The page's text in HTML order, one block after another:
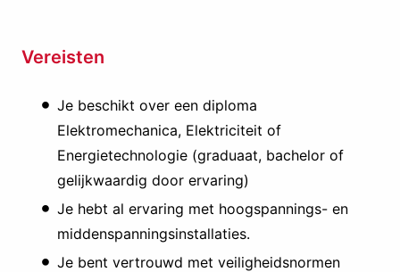
Vereisten
Je beschikt over een diploma
Elektromechanica, Elektriciteit of
Energietechnologie (graduaat, bachelor of
gelijkwaardig door ervaring)
Je hebt al ervaring met hoogspannings- en
middenspanningsinstallaties.
Je bent vertrouwd met veiligheidsnormen